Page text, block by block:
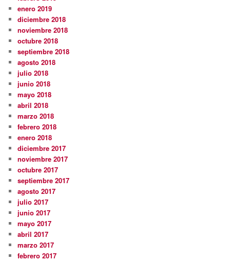
enero 2019
diciembre 2018
noviembre 2018
octubre 2018
septiembre 2018
agosto 2018
julio 2018
junio 2018
mayo 2018
abril 2018
marzo 2018
febrero 2018
enero 2018
diciembre 2017
noviembre 2017
octubre 2017
septiembre 2017
agosto 2017
julio 2017
junio 2017
mayo 2017
abril 2017
marzo 2017
febrero 2017